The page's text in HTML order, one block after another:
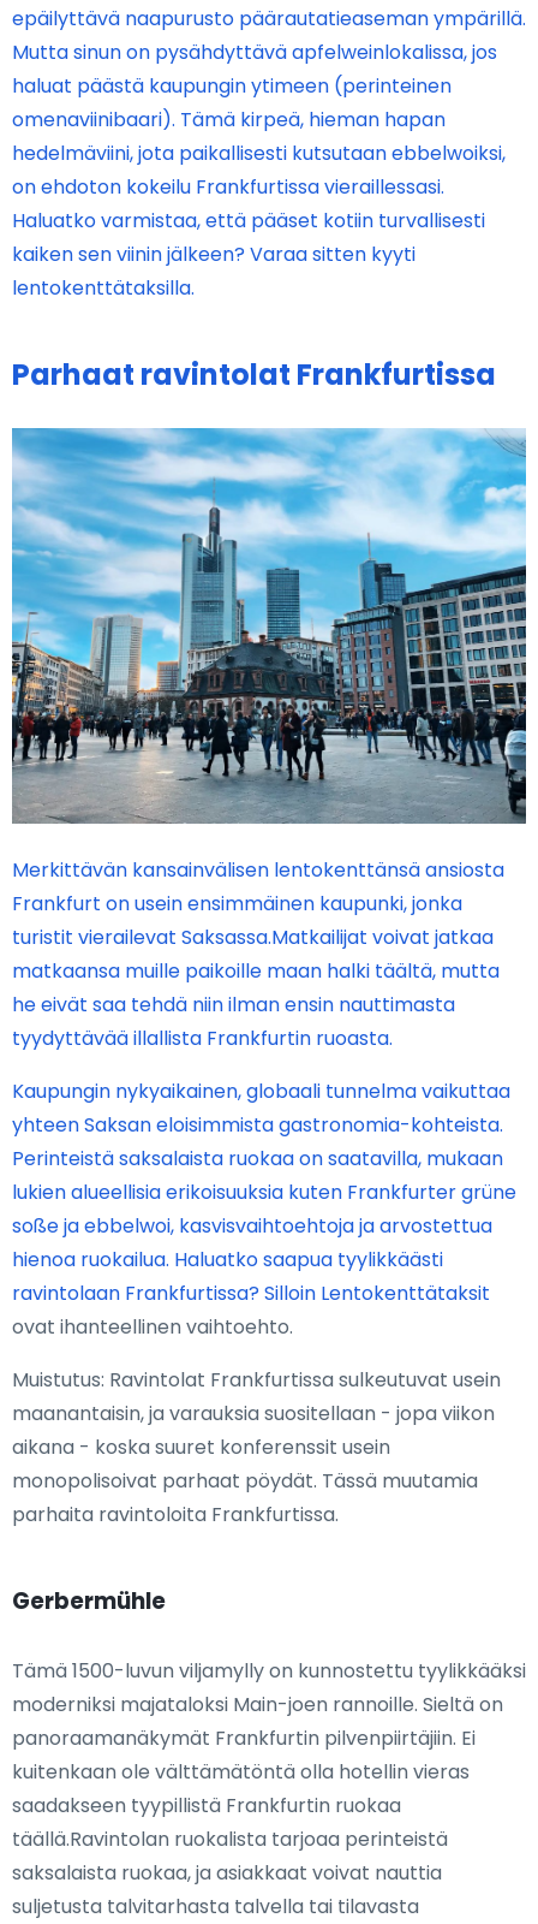
epäilyttävä naapurusto päärautatieaseman ympärillä.
Mutta sinun on pysähdyttävä apfelweinlokalissa, jos
haluat päästä kaupungin ytimeen (perinteinen
omenaviinibaari). Tämä kirpeä, hieman hapan
hedelmäviini, jota paikallisesti kutsutaan ebbelwoiksi,
on ehdoton kokeilu Frankfurtissa vieraillessasi.
Haluatko varmistaa, että pääset kotiin turvallisesti
kaiken sen viinin jälkeen? Varaa sitten kyyti
lentokenttätaksilla.
Parhaat ravintolat Frankfurtissa
Merkittävän kansainvälisen lentokenttänsä ansiosta
Frankfurt on usein ensimmäinen kaupunki, jonka
turistit vierailevat Saksassa.Matkailijat voivat jatkaa
matkaansa muille paikoille maan halki täältä, mutta
he eivät saa tehdä niin ilman ensin nauttimasta
tyydyttävää illallista Frankfurtin ruoasta.
Kaupungin nykyaikainen, globaali tunnelma vaikuttaa
yhteen Saksan eloisimmista gastronomia-kohteista.
Perinteistä saksalaista ruokaa on saatavilla, mukaan
lukien alueellisia erikoisuuksia kuten Frankfurter grüne
soße ja ebbelwoi, kasvisvaihtoehtoja ja arvostettua
hienoa ruokailua. Haluatko saapua tyylikkäästi
ravintolaan Frankfurtissa? Silloin Lentokenttätaksit
ovat ihanteellinen vaihtoehto.
Muistutus: Ravintolat Frankfurtissa sulkeutuvat usein
maanantaisin, ja varauksia suositellaan - jopa viikon
aikana - koska suuret konferenssit usein
monopolisoivat parhaat pöydät. Tässä muutamia
parhaita ravintoloita Frankfurtissa.
Gerbermühle
Tämä 1500-luvun viljamylly on kunnostettu tyylikkääksi
moderniksi majataloksi Main-joen rannoille. Sieltä on
panoraamanäkymät Frankfurtin pilvenpiirtäjiin. Ei
kuitenkaan ole välttämätöntä olla hotellin vieras
saadakseen tyypillistä Frankfurtin ruokaa
täällä.Ravintolan ruokalista tarjoaa perinteistä
saksalaista ruokaa, ja asiakkaat voivat nauttia
suljetusta talvitarhasta talvella tai tilavasta